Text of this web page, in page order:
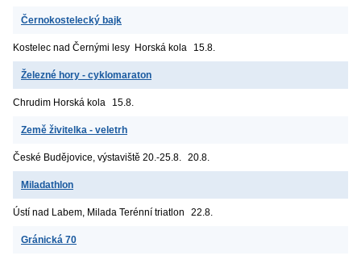
Černokostelecký bajk
Kostelec nad Černými lesy Horská kola 15.8.
Železné hory - cyklomaraton
Chrudim Horská kola 15.8.
Země živitelka - veletrh
České Budějovice, výstaviště 20.-25.8. 20.8.
Miladathlon
Ústí nad Labem, Milada Terénní triatlon 22.8.
Gránická 70